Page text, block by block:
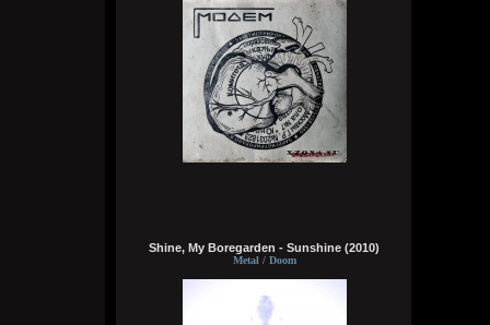
Цитата: Wirtuozik
ещё и вместо мозга вставили мощный
ты хотел сказать в место, где должен
Wirtuozik
6 августа 2026
А если бы мне ещё и вместо мозга
вставили мощный компьют, то ч бы еще и
получил знания ко всему, либо чтобы
мозг что-то типа ии из гугла ловил с
Shine, My Boregarden - Sunshine (2010)
Metal / Doom